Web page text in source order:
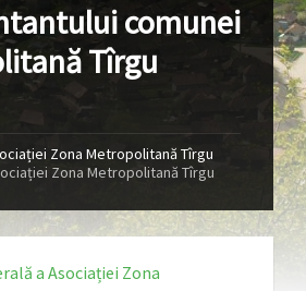
comunei
Tîrgu
Zona Metropolitană Tîrgu
Zona Metropolitană Tîrgu
a Asociației Zona